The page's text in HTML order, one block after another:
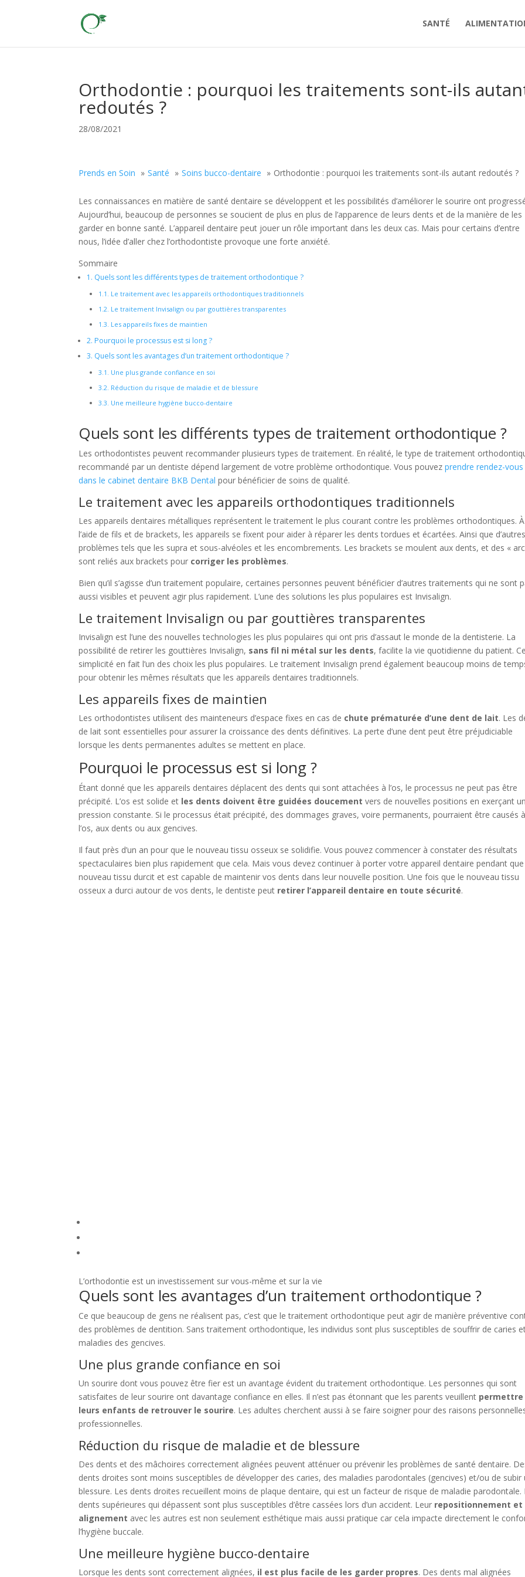
SANTÉ
Orthodontie : pourquoi les traitements sont-ils
redoutés ?
28/08/2021
Prends en Soin Santé Soins bucco-dentaire Orthodontie : pourquoi les traitements sont-ils autant redoutés ?
Les connaissances en matière de santé dentaire se développent et les possibilités d’améliorer le sourire ont
Aujourd’hui, beaucoup de personnes se soucient de plus en plus de l’apparence de leurs dents et de la manière de les
garder en bonne santé. L’appareil dentaire peut jouer un rôle important dans les deux cas. Mais pour certains d’entre
nous, l’idée d’aller chez l’orthodontiste provoque une forte anxiété.
Sommaire
1. Quels sont les différents types de traitement orthodontique ?
1.1. Le traitement avec les appareils orthodontiques traditionnels
1.2. Le traitement Invisalign ou par gouttières transparentes
1.3. Les appareils fixes de maintien
2. Pourquoi le processus est si long ?
3. Quels sont les avantages d’un traitement orthodontique ?
3.1. Une plus grande confiance en soi
3.2. Réduction du risque de maladie et de blessure
3.3. Une meilleure hygiène bucco-dentaire
Quels sont les différents types de traitement orthodontique ?
Les orthodontistes peuvent recommander plusieurs types de traitement. En réalité, le type de traitement
recommandé par un dentiste dépend largement de votre problème orthodontique. Vous pouvezprendre rendez-vous
dans le cabinet dentaire BKB Dental pour bénéficier de soins de qualité.
Le traitement avec les appareils orthodontiques traditionnels
Les appareils dentaires métalliques représentent le traitement le plus courant contre les problèmes orthodontiques. À
l’aide de fils et de brackets, les appareils se fixent pour aider à réparer les dents tordues et écartées. Ainsi que d’autres
problèmes tels que les supra et sous-alvéoles et les encombrements. Les brackets se moulent aux dents, et des «
sont reliés aux brackets pour corriger les problèmes.
Bien qu’il s’agisse d’un traitement populaire, certaines personnes peuvent bénéficier d’autres traitements qui ne sont
aussi visibles et peuvent agir plus rapidement. L’une des solutions les plus populaires est Invisalign.
Le traitement Invisalign ou par gouttières transparentes
Invisalign est l’une des nouvelles technologies les plus populaires qui ont pris d’assaut le monde de la dentisterie. La
possibilité de retirer les gouttières Invisalign, sans fil ni métal sur les dents, facilite la vie quotidienne du patient.
simplicité en fait l’un des choix les plus populaires. Le traitement Invisalign prend également beaucoup moins de
pour obtenir les mêmes résultats que les appareils dentaires traditionnels.
Les appareils fixes de maintien
Les orthodontistes utilisent des mainteneurs d’espace fixes en cas de chute prématurée d’une dent de lait. Les
de lait sont essentielles pour assurer la croissance des dents définitives. La perte d’une dent peut être préjudiciable
lorsque les dents permanentes adultes se mettent en place.
Pourquoi le processus est si long ?
Étant donné que les appareils dentaires déplacent des dents qui sont attachées à l’os, le processus ne peut pas être
précipité. L’os est solide et les dents doivent être guidées doucement vers de nouvelles positions en exerçant
pression constante. Si le processus était précipité, des dommages graves, voire permanents, pourraient être causés à
l’os, aux dents ou aux gencives.
Il faut près d’un an pour que le nouveau tissu osseux se solidifie. Vous pouvez commencer à constater des résultats
spectaculaires bien plus rapidement que cela. Mais vous devez continuer à porter votre appareil dentaire pendant que
nouveau tissu durcit et est capable de maintenir vos dents dans leur nouvelle position. Une fois que le nouveau tissu
osseux a durci autour de vos dents, le dentiste peut retirer l’appareil dentaire en toute sécurité.
L’orthodontie est un investissement sur vous-même et sur la vie
Quels sont les avantages d’un traitement orthodontique ?
Ce que beaucoup de gens ne réalisent pas, c’est que le traitement orthodontique peut agir de manière préventive
des problèmes de dentition. Sans traitement orthodontique, les individus sont plus susceptibles de souffrir de caries
maladies des gencives.
Une plus grande confiance en soi
Un sourire dont vous pouvez être fier est un avantage évident du traitement orthodontique. Les personnes qui sont
satisfaites de leur sourire ont davantage confiance en elles. Il n’est pas étonnant que les parents veuillent permettre
leurs enfants de retrouver le sourire. Les adultes cherchent aussi à se faire soigner pour des raisons
professionnelles.
Réduction du risque de maladie et de blessure
Des dents et des mâchoires correctement alignées peuvent atténuer ou prévenir les problèmes de santé dentaire.
dents droites sont moins susceptibles de développer des caries, des maladies parodontales (gencives) et/ou de subir
blessure. Les dents droites recueillent moins de plaque dentaire, qui est un facteur de risque de maladie parodontale.
dents supérieures qui dépassent sont plus susceptibles d’être cassées lors d’un accident. Leur repositionnement et
alignement avec les autres est non seulement esthétique mais aussi pratique car cela impacte directement le
l’hygiène buccale.
Une meilleure hygiène bucco-dentaire
Lorsque les dents sont correctement alignées, il est plus facile de les garder propres. Des dents mal alignées